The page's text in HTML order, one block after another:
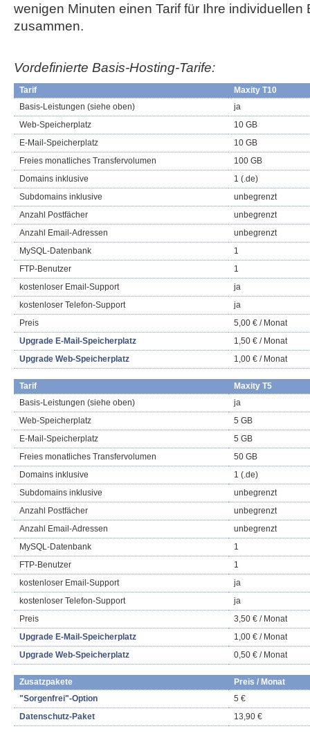
wenigen Minuten einen Tarif für Ihre individuellen
zusammen.
Vordefinierte Basis-Hosting-Tarife:
Tarif
Maxity T10
Basis-Leistungen (siehe oben)
ja
Web-Speicherplatz
10 GB
E-Mail-Speicherplatz
10 GB
Freies monatliches Transfervolumen
100 GB
Domains inklusive
1 (.de)
Subdomains inklusive
unbegrenzt
Anzahl Postfächer
unbegrenzt
Anzahl Email-Adressen
unbegrenzt
MySQL-Datenbank
1
FTP-Benutzer
1
kostenloser Email-Support
ja
kostenloser Telefon-Support
ja
Preis
5,00 € / Monat
Upgrade E-Mail-Speicherplatz
1,50 € / Monat
Upgrade Web-Speicherplatz
1,00 € / Monat
Tarif
Maxity T5
Basis-Leistungen (siehe oben)
ja
Web-Speicherplatz
5 GB
E-Mail-Speicherplatz
5 GB
Freies monatliches Transfervolumen
50 GB
Domains inklusive
1 (.de)
Subdomains inklusive
unbegrenzt
Anzahl Postfächer
unbegrenzt
Anzahl Email-Adressen
unbegrenzt
MySQL-Datenbank
1
FTP-Benutzer
1
kostenloser Email-Support
ja
kostenloser Telefon-Support
ja
Preis
3,50 € / Monat
Upgrade E-Mail-Speicherplatz
1,00 € / Monat
Upgrade Web-Speicherplatz
0,50 € / Monat
Zusatzpakete
Preis / Monat
"Sorgenfrei"-Option
5 €
Datenschutz-Paket
13,90 €